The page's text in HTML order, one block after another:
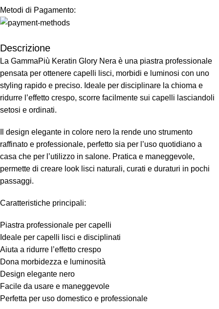
Metodi di Pagamento:
Descrizione
La GammaPiù Keratin Glory Nera è una piastra professionale
pensata per ottenere capelli lisci, morbidi e luminosi con uno
styling rapido e preciso. Ideale per disciplinare la chioma e
ridurre l’effetto crespo, scorre facilmente sui capelli lasciandoli
setosi e ordinati.
Il design elegante in colore nero la rende uno strumento
raffinato e professionale, perfetto sia per l’uso quotidiano a
casa che per l’utilizzo in salone. Pratica e maneggevole,
permette di creare look lisci naturali, curati e duraturi in pochi
passaggi.
Caratteristiche principali:
Piastra professionale per capelli
Ideale per capelli lisci e disciplinati
Aiuta a ridurre l’effetto crespo
Dona morbidezza e luminosità
Design elegante nero
Facile da usare e maneggevole
Perfetta per uso domestico e professionale